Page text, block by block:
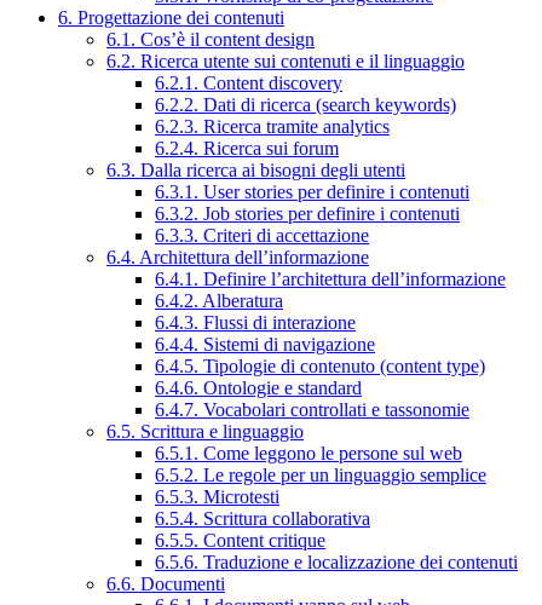
6. Progettazione dei contenuti
6.1. Cos’è il content design
6.2. Ricerca utente sui contenuti e il linguaggio
6.2.1. Content discovery
6.2.2. Dati di ricerca (search keywords)
6.2.3. Ricerca tramite analytics
6.2.4. Ricerca sui forum
6.3. Dalla ricerca ai bisogni degli utenti
6.3.1. User stories per definire i contenuti
6.3.2. Job stories per definire i contenuti
6.3.3. Criteri di accettazione
6.4. Architettura dell’informazione
6.4.1. Definire l’architettura dell’informazione
6.4.2. Alberatura
6.4.3. Flussi di interazione
6.4.4. Sistemi di navigazione
6.4.5. Tipologie di contenuto (content type)
6.4.6. Ontologie e standard
6.4.7. Vocabolari controllati e tassonomie
6.5. Scrittura e linguaggio
6.5.1. Come leggono le persone sul web
6.5.2. Le regole per un linguaggio semplice
6.5.3. Microtesti
6.5.4. Scrittura collaborativa
6.5.5. Content critique
6.5.6. Traduzione e localizzazione dei contenuti
6.6. Documenti